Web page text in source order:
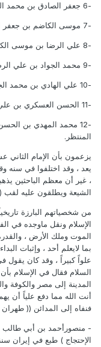
-6 جعفر الصادق بن محمد الباقر ( ت 148هـ ) ويلقبونه بالصادق.
-7 موسى الكاضم بن جعفر الصادق ( ت 183هـ ) ويلقبونه بالكاضم
-8 علي الرضا بن موسى الكاضم ( ت 203 هـ ) ويلقبونه بالرضي.
-9 محمد الجواد بن علي الرضا ( 195-226هـ ) ويلقبونه بالتقي.
-10 علي الهادي بن محمد الجواد ( 212-254هـ )ويلقبونه بالنقي.
-11 الحسن العسكري بن علي الهادي ( 232-260هـ ) ويلقبونه بالزكي.
-12 محمد المهدي بن
المنتظر.
يزعمون بأن الإمام
يعد ، وقد اختلفوا في سنه
، غير أن معظم الباحثين
الشيعة ويطلقون عليه لقب
من شخصياتهم البارزة
الإسلام ونقل ماوجده في
الموت وملك الأرض ،
بما لايعلم أحد ، وإثبات
علواً كبيراً ، وقد كان
السلام فقال في الإسلام
المدينة إلى مصر والكوفة
أنت الله مما دفع علياً أن
فنفاه إلى المدائن (( طهران
الإحتجاج ) طبع في إيران سنة 1302